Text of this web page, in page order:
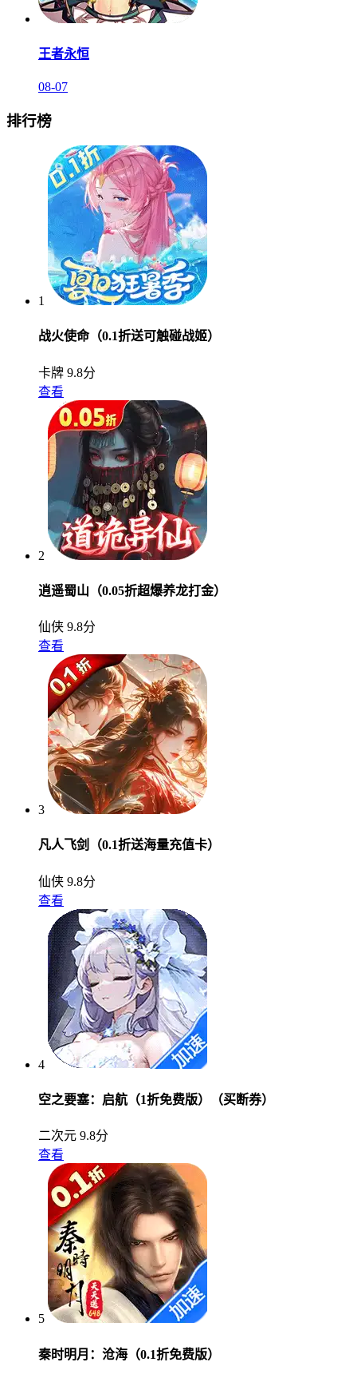
王者永恒
08-07
排行榜
1
战火使命（0.1折送可触碰战姬）
卡牌 9.8分
查看
2
逍遥蜀山（0.05折超爆养龙打金）
仙侠 9.8分
查看
3
凡人飞剑（0.1折送海量充值卡）
仙侠 9.8分
查看
4
空之要塞：启航（1折免费版）（买断券）
二次元 9.8分
查看
5
秦时明月：沧海（0.1折免费版）